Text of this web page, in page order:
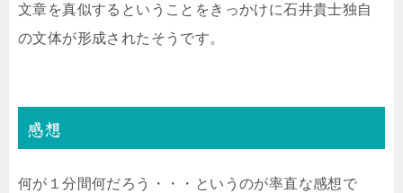
文章を真似するということをきっかけに石井貴士独自
の文体が形成されたそうです。
感想
何が１分間何だろう・・・というのが率直な感想で